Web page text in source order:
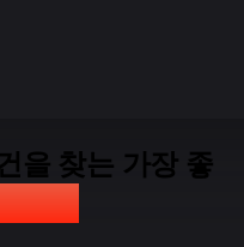
을 찾는 가장 좋